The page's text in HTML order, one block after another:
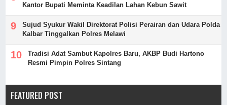
Kantor Bupati Meminta Keadilan Lahan Kebun Sawit
Sujud Syukur Wakil Direktorat Polisi Perairan dan Udara Polda
Kalbar Tinggalkan Polres Melawi
Tradisi Adat Sambut Kapolres Baru, AKBP Budi Hartono
Resmi Pimpin Polres Sintang
FEATURED POST